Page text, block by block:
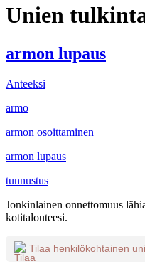
Unien
armon lupaus
Anteeksi
armo
armon osoittaminen
armon lupaus
tunnustus
Jonkinlainen onnettomuus
kotitalouteesi.
Tilaa henkilökohtainen